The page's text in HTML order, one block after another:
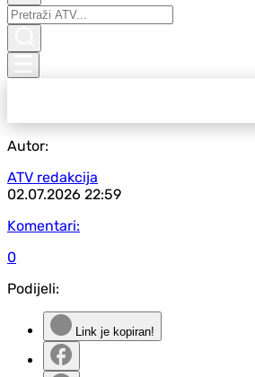
Autor:
ATV redakcija
02.07.2026 22:59
Komentari:
0
Podijeli:
Link je kopiran!